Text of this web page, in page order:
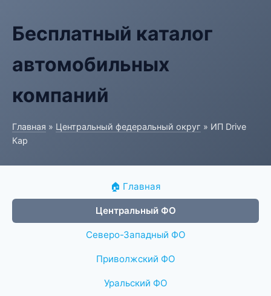
Бесплатный каталог
автомобильных
компаний
Главная » Центральный федеральный округ » ИП Drive
Кар
🏠 Главная
Центральный ФО
Северо-Западный ФО
Приволжский ФО
Уральский ФО